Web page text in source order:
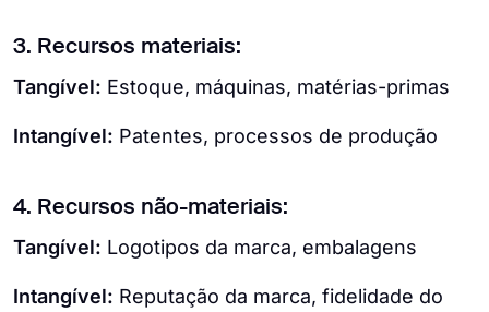
3. Recursos materiais:
Tangível: Estoque, máquinas, matérias-primas
Intangível: Patentes, processos de produção
4. Recursos não-materiais:
Tangível: Logotipos da marca, embalagens
Intangível: Reputação da marca, fidelidade do